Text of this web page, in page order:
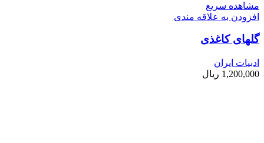
مشاهده سریع
افزودن به علاقه مندی
گلهای کاغذی
ادبیات ایران
1,200,000 ریال